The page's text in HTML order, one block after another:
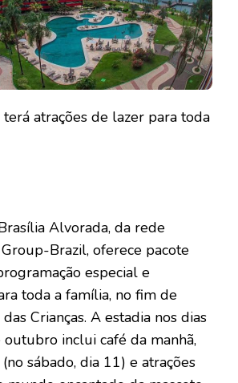
atrações de lazer para toda
Alvorada, da rede
Brazil, oferece pacote
especial e
toda a família, no fim de
Crianças. A estadia nos dias
inclui café da manhã,
sábado, dia 11) e atrações